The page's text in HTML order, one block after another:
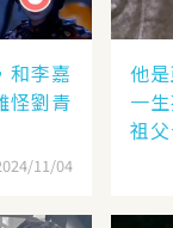
和李嘉
怪劉青
11/04
他
一
祖